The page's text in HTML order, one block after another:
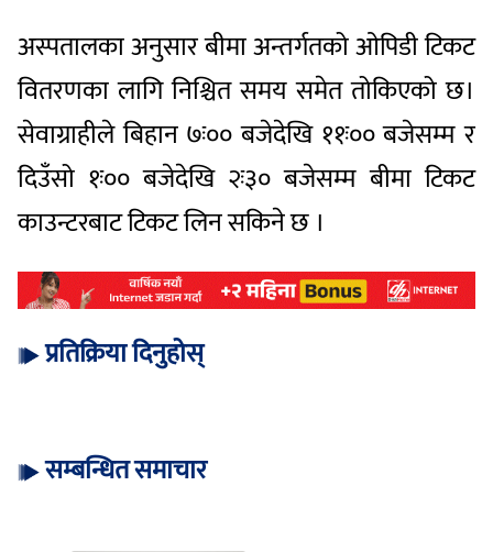
अस्पतालका अनुसार बीमा अन्तर्गतको ओपिडी टिकट
वितरणका लागि निश्चित समय समेत तोकिएको छ।
सेवाग्राहीले बिहान ७ः०० बजेदेखि ११ः०० बजेसम्म र
दिउँसो १ः०० बजेदेखि २ः३० बजेसम्म बीमा टिकट
काउन्टरबाट टिकट लिन सकिने छ ।
प्रतिक्रिया दिनुहोस्
सम्बन्धित समाचार